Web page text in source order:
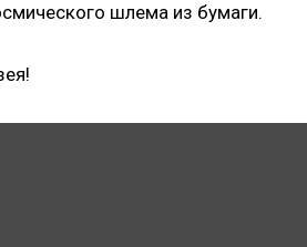
шлема из бумаги.